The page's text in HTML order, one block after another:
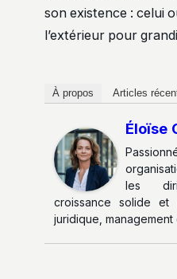
son existence : celui
l’extérieur pour
À propos Articles
Éloïse
les
croissance solide et
juridique, management